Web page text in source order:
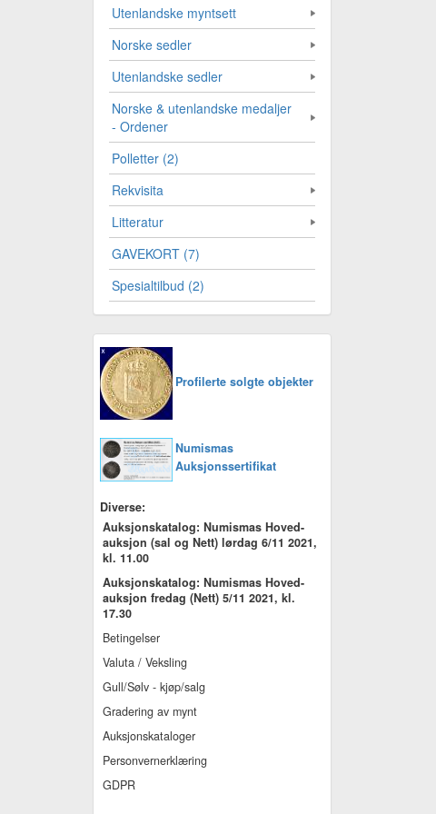
Utenlandske myntsett
Norske sedler
Utenlandske sedler
Norske & utenlandske medaljer
- Ordener
Polletter (2)
Rekvisita
Litteratur
GAVEKORT (7)
Spesialtilbud (2)
Profilerte solgte objekter
Numismas
Auksjonssertifikat
Diverse:
Auksjonskatalog: Numismas Hoved-
auksjon (sal og Nett) lørdag 6/11 2021,
kl. 11.00
Auksjonskatalog: Numismas Hoved-
auksjon fredag (Nett) 5/11 2021, kl.
17.30
Betingelser
Valuta / Veksling
Gull/Sølv - kjøp/salg
Gradering av mynt
Auksjonskataloger
Personvernerklæring
GDPR